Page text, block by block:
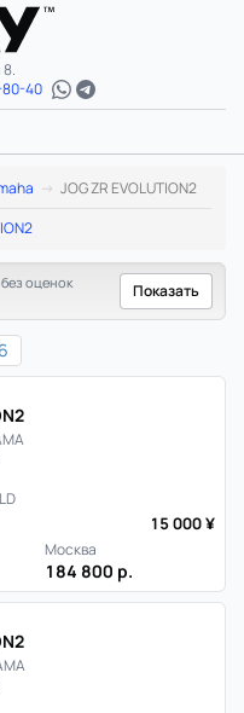
80-40
JOG ZR EVOLUTION2
без оценок
Показать
15 000 ¥
Москва
184 800 р.